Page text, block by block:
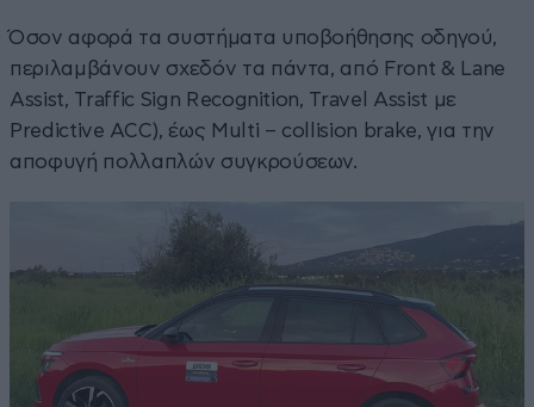
Όσον αφορά τα συστήματα υποβοήθησης οδηγού,
περιλαμβάνουν σχεδόν τα πάντα, από Front & Lane
Assist, Traffic Sign Recognition, Travel Assist με
Predictive ACC), έως Multi – collision brake, για την
αποφυγή πολλαπλών συγκρούσεων.